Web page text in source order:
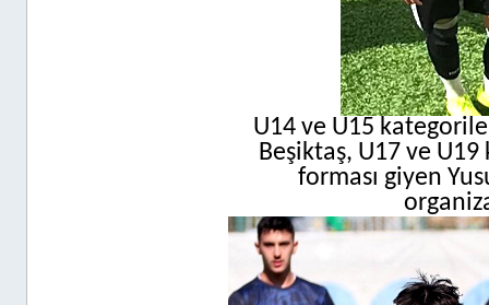
U14 ve U15
Beşiktaş, U17 ve
forması giyen